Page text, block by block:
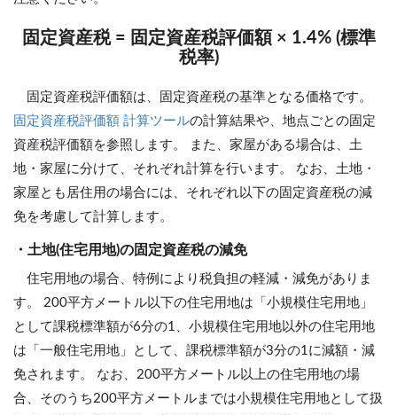
固定資産税 = 固定資産税評価額 × 1.4% (標準
税率)
固定資産税評価額は、固定資産税の基準となる価格です。
固定資産税評価額 計算ツールの計算結果や、地点ごとの固定
資産税評価額を参照します。 また、家屋がある場合は、土
地・家屋に分けて、それぞれ計算を行います。 なお、土地・
家屋とも居住用の場合には、それぞれ以下の固定資産税の減
免を考慮して計算します。
・土地(住宅用地)の固定資産税の減免
住宅用地の場合、特例により税負担の軽減・減免がありま
す。 200平方メートル以下の住宅用地は「小規模住宅用地」
として課税標準額が6分の1、小規模住宅用地以外の住宅用地
は「一般住宅用地」として、課税標準額が3分の1に減額・減
免されます。 なお、200平方メートル以上の住宅用地の場
合、そのうち200平方メートルまでは小規模住宅用地として扱